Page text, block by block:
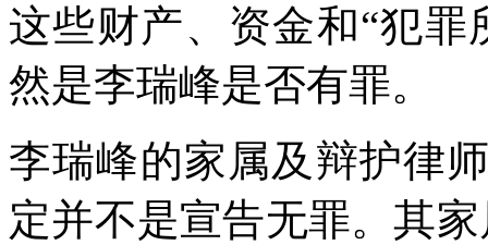
这些财产、资金和“犯
然是李瑞峰是否有罪。
李瑞峰的家属及辩护律
定并不是宣告无罪。其